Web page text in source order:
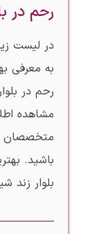
رحم در
در لیست
به معرفی
رحم در
مشاهده
متخصصان
باشید.
بلوار زند